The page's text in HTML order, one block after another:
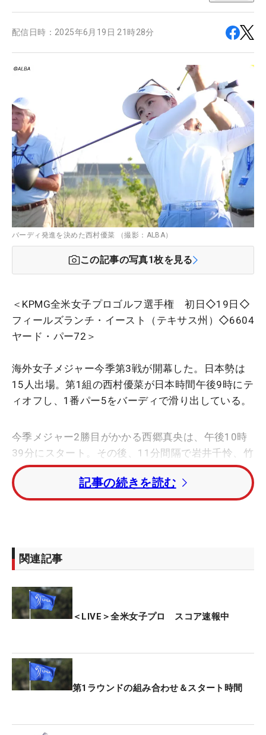
配信日時： 2025年6月19日 21時28分
バーディ発進を決めた西村優菜 （撮影：ALBA）
この記事の写真1枚を見る
＜KPMG全米女子プロゴルフ選手権 初日◇19日◇
フィールズランチ・イースト（テキサス州）◇6604
ヤード・パー72＞
海外女子メジャー今季第3戦が開幕した。日本勢は
15人出場。第1組の西村優菜が日本時間午後9時にテ
ィオフし、1番パー5をバーディで滑り出している。
今季メジャー2勝目がかかる西郷真央は、午後10時
39分にスタート。その後、11分間隔で岩井千怜、竹
田麗央がティオフする。
岩井明愛と畑岡奈紗は同組で、午後9時49分に10番
にラウンドを開始する。
円）。優勝者には180万ドル（約2億6208万円）が
贈られる。
■1番スタート
西村優菜：21時00分
西郷真央：22時39分
竹田麗央：23時01分
記事の続きを読む
関連記事
＜LIVE＞全米女子プロ スコア速報中
第1ラウンドの組み合わせ＆スタート時間